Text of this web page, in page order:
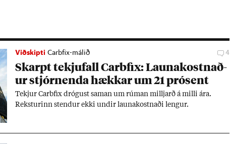
Viðskipti Carbfix-málið 4
Skarpt tekju­fall Car­bfix: Launa­kostn­að­
ur stjórn­enda hækk­ar um 21 pró­sent
Tekj­ur Car­bfix dróg­ust sam­an um rúm­an millj­arð á milli ára.
Rekst­ur­inn stend­ur ekki und­ir launa­kostn­aði leng­ur.